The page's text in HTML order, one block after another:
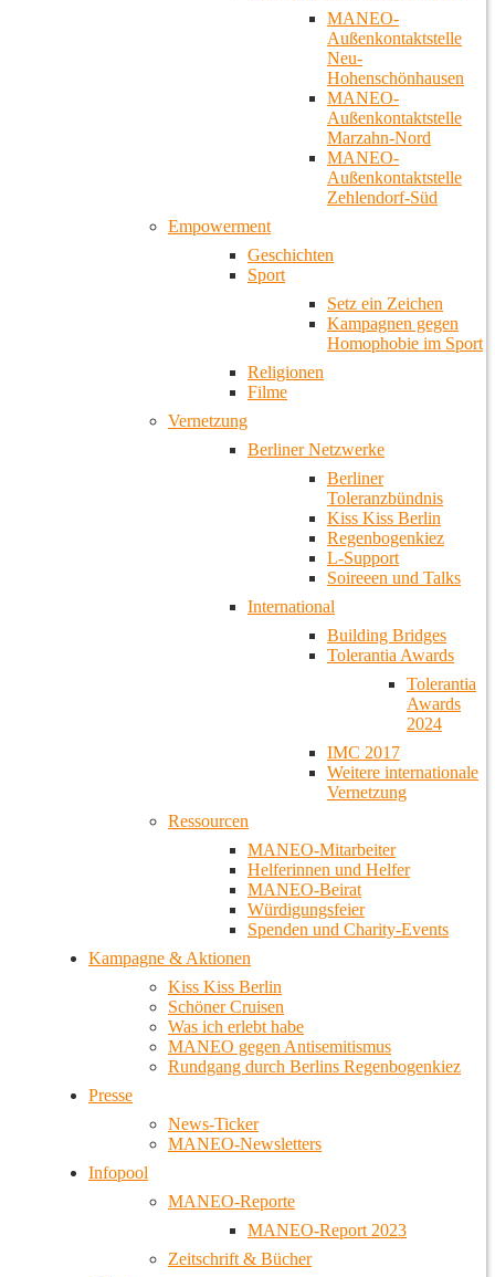
MANEO-
Außenkontaktstelle
Neu-
Hohenschönhausen
MANEO-
Außenkontaktstelle
Marzahn-Nord
MANEO-
Außenkontaktstelle
Zehlendorf-Süd
Empowerment
Geschichten
Sport
Setz ein Zeichen
Kampagnen gegen
Homophobie im Sport
Religionen
Filme
Vernetzung
Berliner Netzwerke
Berliner
Toleranzbündnis
Kiss Kiss Berlin
Regenbogenkiez
L-Support
Soireeen und Talks
International
Building Bridges
Tolerantia Awards
Tolerantia
Awards
2024
IMC 2017
Weitere internationale
Vernetzung
Ressourcen
MANEO-Mitarbeiter
Helferinnen und Helfer
MANEO-Beirat
Würdigungsfeier
Spenden und Charity-Events
Kampagne & Aktionen
Kiss Kiss Berlin
Schöner Cruisen
Was ich erlebt habe
MANEO gegen Antisemitismus
Rundgang durch Berlins Regenbogenkiez
Presse
News-Ticker
MANEO-Newsletters
Infopool
MANEO-Reporte
MANEO-Report 2023
Zeitschrift & Bücher